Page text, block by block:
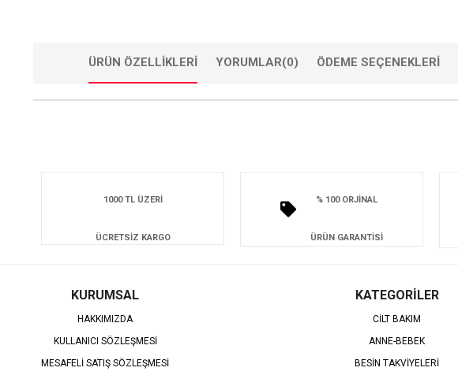
ÜRÜN ÖZELLIKLERI YORUMLAR(0) ÖDEME SEÇENEKLERI
1000 TL ÜZERİ
ÜCRETSİZ KARGO
% 100 ORJİNAL
ÜRÜN GARANTİSİ
KURUMSAL
HAKKIMIZDA
KULLANICI SÖZLEŞMESİ
MESAFELİ SATIŞ SÖZLEŞMESİ
KATEGORİLER
CİLT BAKIM
ANNE-BEBEK
BESİN TAKVİYELERİ